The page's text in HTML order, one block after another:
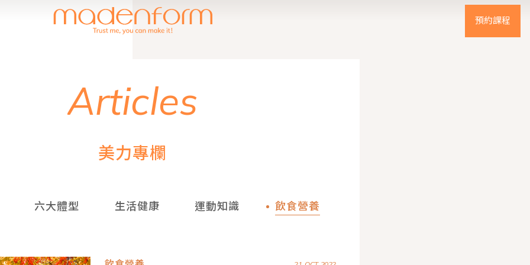
預約課程
Articles
美力專欄
六大體型 生活健康 運動知識 飲食營養